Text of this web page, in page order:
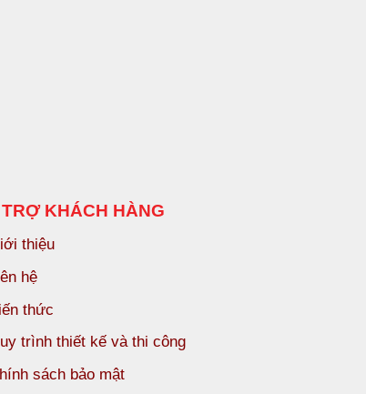
KHÁCH HÀNG
thiệu
hệ
thức
trình thiết kế và thi công
sách bảo mật